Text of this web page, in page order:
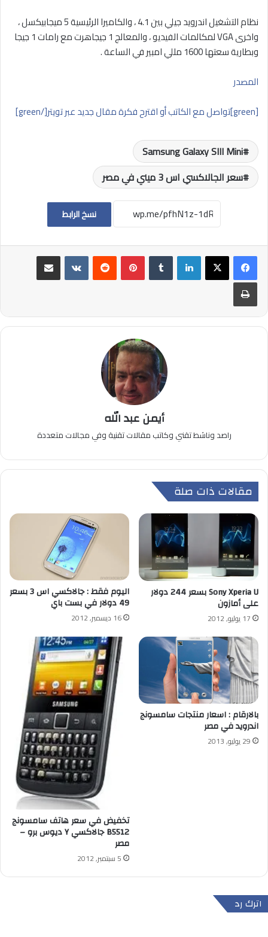
نظام التشغيل اندرويد جيلي بين 4.1 ، والكاميرا الرئيسية 5 ميجابيكسل ،
واخرى VGA لمكالمات الفيديو ، والمعالج 1 جيجاهرت مع رامات 1 جيجا
وبطارية سعتها 1600 مللي امبير في الساعة .
المصدر
[green]تواصل مع الكاتب أو اقترح فكرة مقال جديد عبر تويتر[/green]
Samsung Galaxy SIII Mini
سعر الجالاكسي اس 3 ميني في مصر
نسخ الرابط
لينكدإن بينتيريست
مشاركة عبر البريد
طباعة
أيمن عبد الله
راصد وناشط تقني وكاتب مقالات تقنية وفي مجالات متعددة
مقالات ذات صلة
Sony Xperia U بسعر 244 دولار
على أمازون
17 يوليو, 2012
اليوم فقط : جالاكسي اس 3 بسعر
49 دولار في بست باي
16 ديسمبر, 2012
بالارقام : اسعار منتجات سامسونج
اندرويد في مصر
29 يوليو, 2013
تخفيض في سعر هاتف سامسونج
B5512 جالاكسي Y ديوس برو –
مصر
5 سبتمبر, 2012
اترك رد